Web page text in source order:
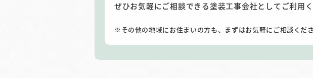
ぜひお気軽にご相談できる塗装工事会社としてご利用く
その他の地域にお住まいの方も、まずはお気軽にご相談くださ